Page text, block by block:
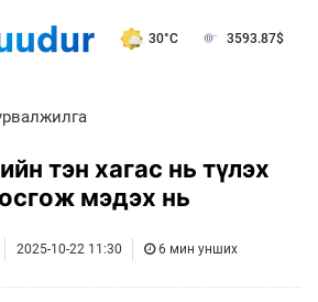
30°C 3593.87$
тэн хагас нь түлэх
мэдэх нь
2025-10-22 11:30 6 мин унших